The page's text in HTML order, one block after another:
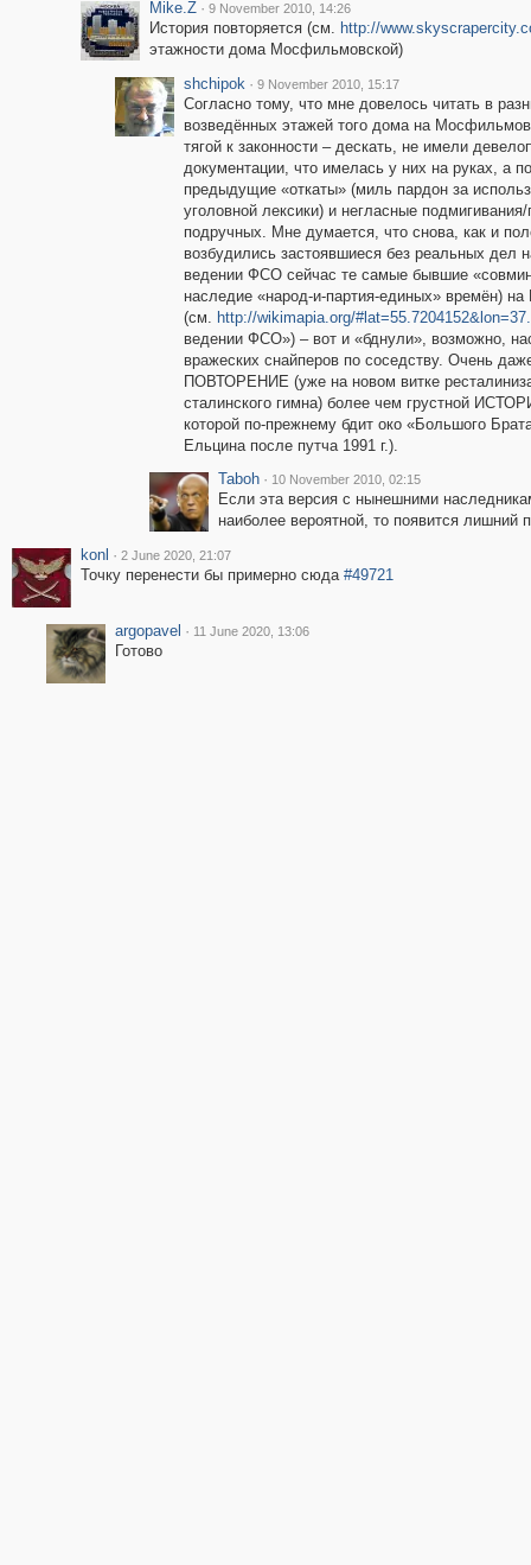
Mike.Z · 9 November 2010, 14:26
История повторяется (см. http://
этажности дома Мосфильмовской)
shchipok · 9 November 2010, 15:17
Согласно тому, что мне довелось читать в
возведённых этажей того дома на
тягой к законности – дескать, не имели
документации, что имелась у них на руках, а
предыдущие «откаты» (миль пардон за
уголовной лексики) и негласные
подручных. Мне думается, что снова, как и
возбудились застоявшиеся без реальных дел
ведении ФСО сейчас те самые бывшие
наследие «народ-и-партия-единых» времён)
(см. http://wikimapia.org/
ведении ФСО») – вот и «бднули», возможно,
вражеских снайперов по соседству. Очень
ПОВТОРЕНИЕ (уже на новом витке
сталинского гимна) более чем грустной
которой по-прежнему бдит око «Большого
Ельцина после путча 1991 г.).
Taboh · 10 November 2010, 02:15
Если эта версия с нынешними
наиболее вероятной, то появится лишний
konl · 2 June 2020, 21:07
Точку перенести бы примерно сюда #49721
argopavel · 11 June 2020, 13:06
Готово